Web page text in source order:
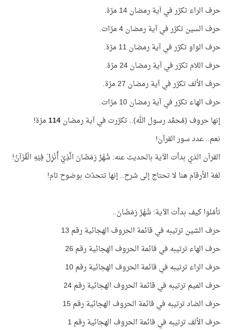
حرف الراء تكرّر في آية رمضان 14 مرّة.
حرف السين تكرّر في آية رمضان 4 مرّات.
حرف الواو تكرّر في آية رمضان 11 مرّة.
حرف اللام تكرّر في آية رمضان 24 مرّة.
حرف الألف تكرّر في آية رمضان 27 مرّة.
حرف الهاء تكرّر في آية رمضان 10 مرّات.
إنها حروف (مُحمَّد رسول الله).. تكرّرت في آية رمضان114مرّة!
نعم.. عدد سور القرآن!
القرآن الذي بدأت الآية بالحديث عنه: شَهْرُ رَمَضَانَ الَّذِيْ أُنْزِلَ فِيْهِ الْقُرْآنُ!
لغة الأرقام هنا لا تحتاج إلى شرح.. إنها تتحدّث بوضوح تام!
تأمّلوا كيف بدأت الآية: شَهْرُ رَمَضَانَ..
حرف الشين ترتيبه في قائمة الحروف الهجائية رقم 13
حرف الهاء ترتيبه في قائمة الحروف الهجائية رقم 26
حرف الراء ترتيبه في قائمة الحروف الهجائية رقم 10
حرف الميم ترتيبه في قائمة الحروف الهجائية رقم 24
حرف الضاد ترتيبه في قائمة الحروف الهجائية رقم 15
حرف الألف ترتيبه في قائمة الحروف الهجائية رقم 1